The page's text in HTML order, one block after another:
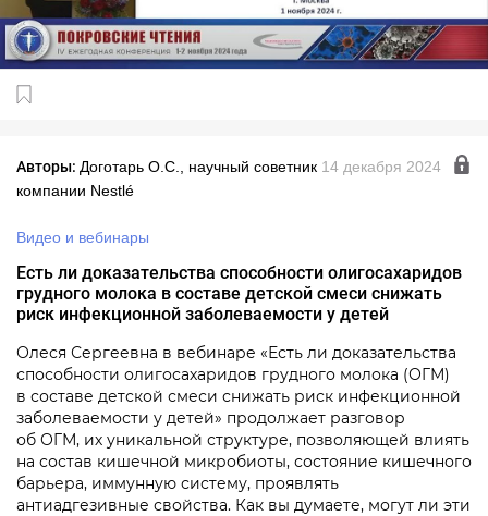
Авторы: Доготарь О.С., научный советник
компании Nestlé
Видео и вебинары
14 декабря 2024
Есть ли доказательства способности олигосахаридов
грудного молока в составе детской смеси снижать
риск инфекционной заболеваемости у детей
Олеся Сергеевна в вебинаре «Есть ли доказательства
способности олигосахаридов грудного молока (ОГМ)
в составе детской смеси снижать риск инфекционной
заболеваемости у детей» продолжает разговор
об ОГМ, их уникальной структуре, позволяющей влиять
на состав кишечной микробиоты, состояние кишечного
барьера, иммунную систему, проявлять
антиадгезивные свойства. Как вы думаете, могут ли эти